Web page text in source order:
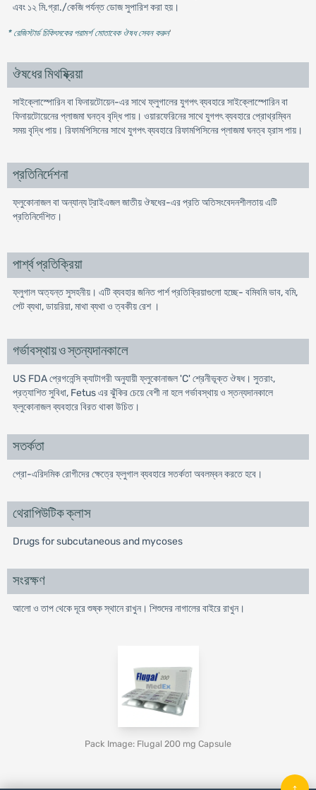
এবং ১২ মি.গ্রা./কেজি পর্যন্ত ডোজ সুপারিশ করা হয়।
* রেজিস্টার্ড চিকিৎসকের পরামর্শ মোতাবেক ঔষধ সেবন করুন'
ঔষধের মিথষ্ক্রিয়া
সাইক্লোস্পোরিন বা ফিনায়টোয়েন-এর সাথে ফ্লুগালের যুগপৎ ব্যবহারে সাইক্লোস্পোরিন বা
ফিনায়টোয়েনের প্লাজমা ঘনত্ব বৃদ্ধি পায়। ওয়ারফেরিনের সাথে যুগপৎ ব্যবহারে প্রোথ্রম্বিন
সময় বৃদ্ধি পায়। রিফামপিসিনের সাথে যুগপৎ ব্যবহারে রিফামপিসিনের প্লাজমা ঘনত্ব হ্রাস পায়।
প্রতিনির্দেশনা
ফ্লুকোনাজল বা অন্যান্য ট্রাইএজল জাতীয় ঔষধের-এর প্রতি অতিসংবেদনশীলতায় এটি
প্রতিনির্দেশিত।
পার্শ্ব প্রতিক্রিয়া
ফ্লুগাল অত্যন্ত সুসহনীয়। এটি ব্যবহার জনিত পার্শ প্রতিক্রিয়াগুলো হচ্ছে- বমিবমি ভাব, বমি,
পেট ব্যথা, ডায়রিয়া, মাথা ব্যথা ও ত্বকীয় রেশ ।
গর্ভাবস্থায় ও স্তন্যদানকালে
US FDA প্রেগনেন্সি ক্যাটাগরী অনুযায়ী ফ্লুকোনাজল 'C' শ্রেনীভূক্ত ঔষধ। সুতরাং,
প্রত্যাশিত সুবিধা, Fetus এর ঝুঁকির চেয়ে বেশী না হলে গর্ভাবস্থায় ও স্তন্যদানকালে
ফ্লুকোনাজল ব্যবহারে বিরত থাকা উচিত।
সতর্কতা
প্রো-এরিদমিক রোগীদের ক্ষেত্রে ফ্লুগাল ব্যবহারে সতর্কতা অবলম্বন করতে হবে।
থেরাপিউটিক ক্লাস
Drugs for subcutaneous and mycoses
সংরক্ষণ
আলো ও তাপ থেকে দূরে শুষ্ক স্থানে রাখুন। শিশুদের নাগালের বাইরে রাখুন।
Pack Image: Flugal 200 mg Capsule